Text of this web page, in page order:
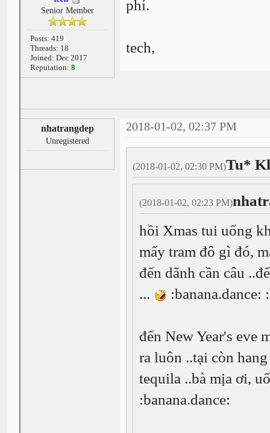
Senior Member
Posts: 419
Threads: 18
Joined: Dec 2017
Reputation: 8
phí.
tech,
nhatrangdep
Unregistered
2018-01-02, 02:37 PM
(2018-01-02, 02:30 PM)Tu*
(2018-01-02, 02:23 PM)
hồi Xmas tui uống
mấy tram đô gì đó,
đến dãnh cần câu
...
:banana.dance:
đến New Year's eve
ra luôn ..tại còn
tequila ..bà mịa ơi,
:banana.dance: